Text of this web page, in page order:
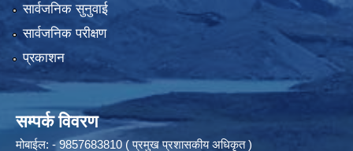
सार्वजनिक सुनुवाई
सार्वजनिक परीक्षण
प्रकाशन
सम्पर्क विवरण
मोबाईल: - 9857683810 ( प्रमुख प्रशासकीय अधिकृत )